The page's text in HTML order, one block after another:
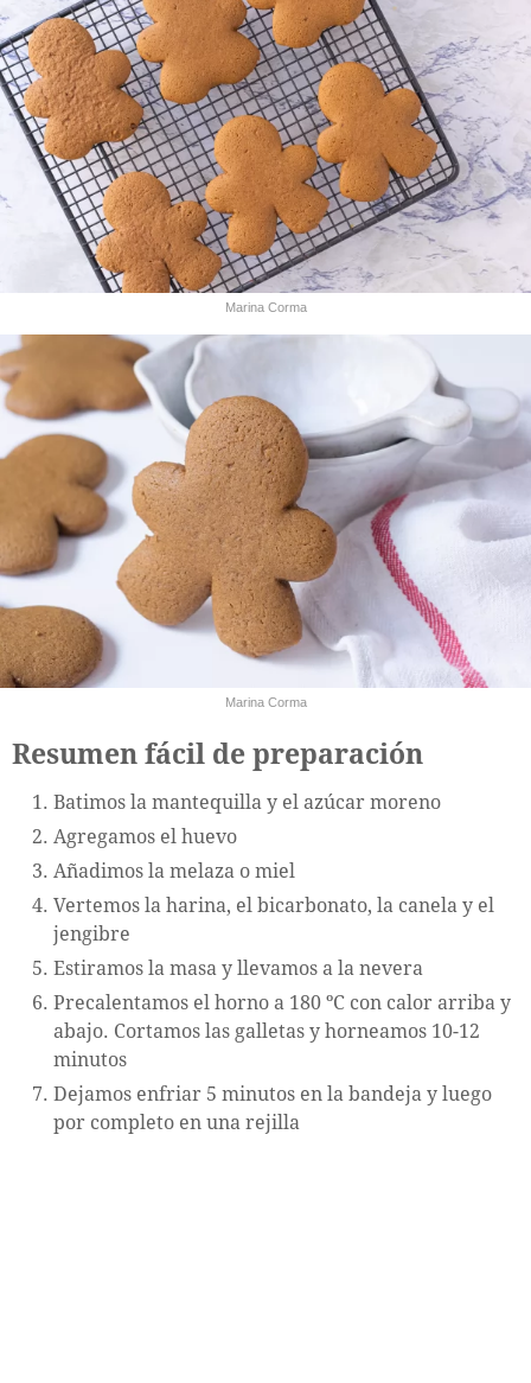
Marina Corma
Marina Corma
Resumen fácil de preparación
Batimos la mantequilla y el azúcar moreno
Agregamos el huevo
Añadimos la melaza o miel
Vertemos la harina, el bicarbonato, la canela y el
jengibre
Estiramos la masa y llevamos a la nevera
Precalentamos el horno a 180 ºC con calor arriba y
abajo. Cortamos las galletas y horneamos 10-12
minutos
Dejamos enfriar 5 minutos en la bandeja y luego
por completo en una rejilla